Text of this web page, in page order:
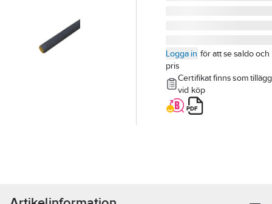
Logga in för att se saldo och
pris
Certifikat finns som tillägg
vid köp